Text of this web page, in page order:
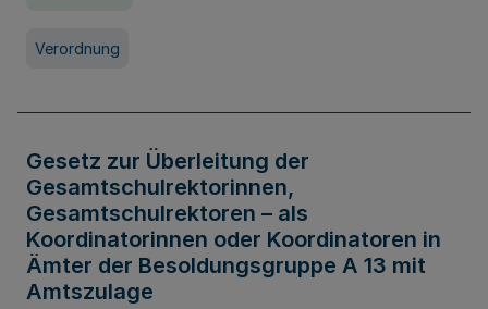
Verordnung
Gesetz zur Überleitung der
Gesamtschulrektorinnen,
Gesamtschulrektoren – als
Koordinatorinnen oder Koordinatoren in
Ämter der Besoldungsgruppe A 13 mit
Amtszulage